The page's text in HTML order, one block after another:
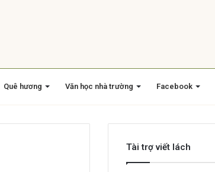
Quê hương Văn học nhà trường Facebook
Tài trợ viết lách